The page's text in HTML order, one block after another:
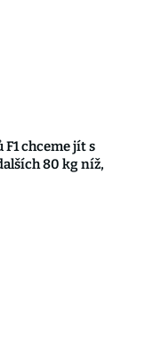
chceme jít s
80 kg níž,